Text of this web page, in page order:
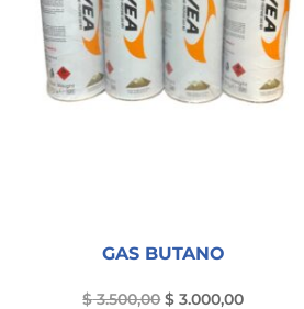
GAS BUTANO
$3.500,00 El
$ 3.000,00El